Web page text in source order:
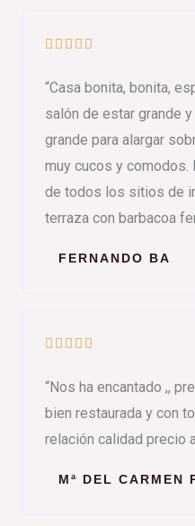
    
l
o
r
a
d
o
o
5
“Casa bonita, bonita,
salón de estar grande
grande para alargar
muy cucos y comodos.
de todos los sitios de
terraza con barbacoa
FERNANDO BA
    
l
o
r
d
“Nos ha encantado ,,
bien restaurada y con
relación calidad precio
Mª DEL CARMEN